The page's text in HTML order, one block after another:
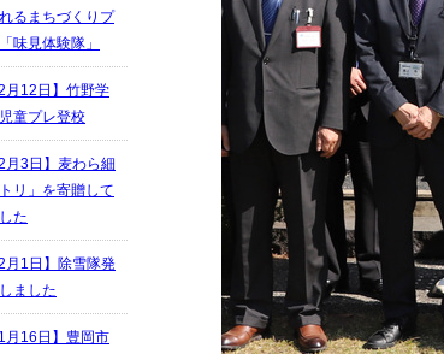
るまちづくりプ
味見体験隊」
月12日】竹野学
童プレ登校
月3日】麦わら細
リ」を寄贈して
た
月1日】除雪隊発
ました
月16日】豊岡市